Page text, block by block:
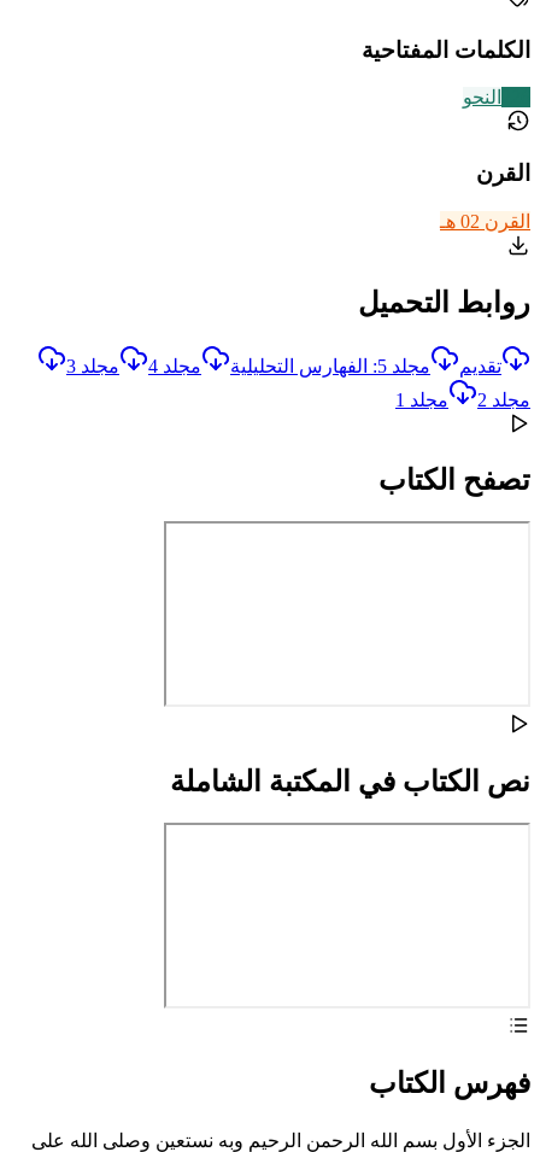
الكلمات المفتاحية
النحو
القرن
القرن 02 هـ
روابط التحميل
تقديم مجلد 5: الفهارس التحليلية مجلد 4
مجلد 3
مجلد 2
مجلد 1
تصفح الكتاب
نص الكتاب في المكتبة الشاملة
فهرس الكتاب
الجزء الأول بسم الله الرحمن الرحيم وبه نستعين وصلى الله على